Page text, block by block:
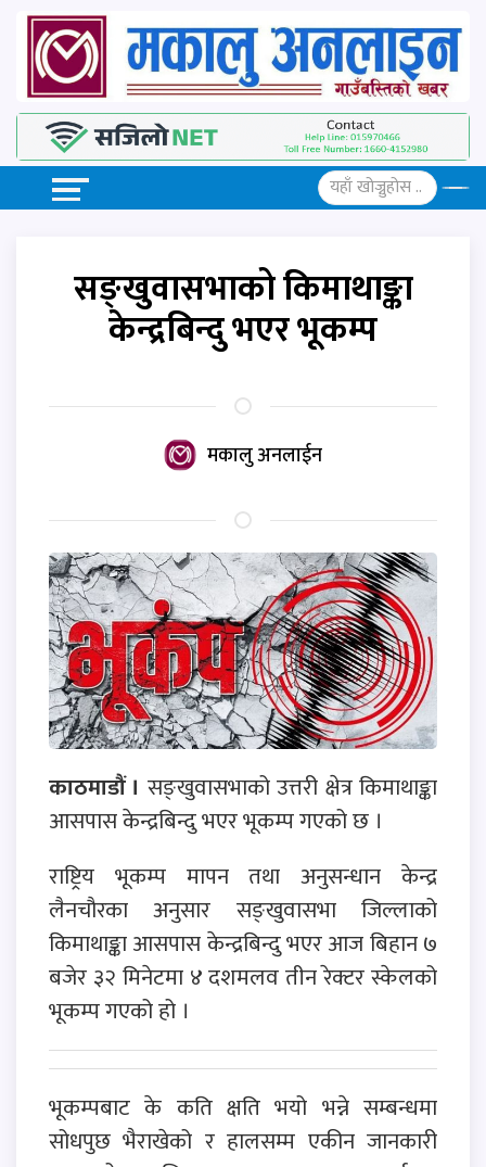
सङ्खुवासभाको किमाथाङ्का
केन्द्रबिन्दु भएर भूकम्प
मकालु अनलाईन
काठमाडौं । सङ्खुवासभाको उत्तरी क्षेत्र किमाथाङ्का
आसपास केन्द्रबिन्दु भएर भूकम्प गएको छ ।
राष्ट्रिय भूकम्प मापन तथा अनुसन्धान केन्द्र
लैनचौरका अनुसार सङ्खुवासभा जिल्लाको
किमाथाङ्का आसपास केन्द्रबिन्दु भएर आज बिहान ७
बजेर ३२ मिनेटमा ४ दशमलव तीन रेक्टर स्केलको
भूकम्प गएको हो ।
भूकम्पबाट के कति क्षति भयो भन्ने सम्बन्धमा
सोधपुछ भैराखेको र हालसम्म एकीन जानकारी